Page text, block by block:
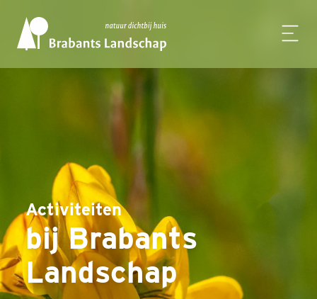
Activiteiten
bij Brabants
Landschap